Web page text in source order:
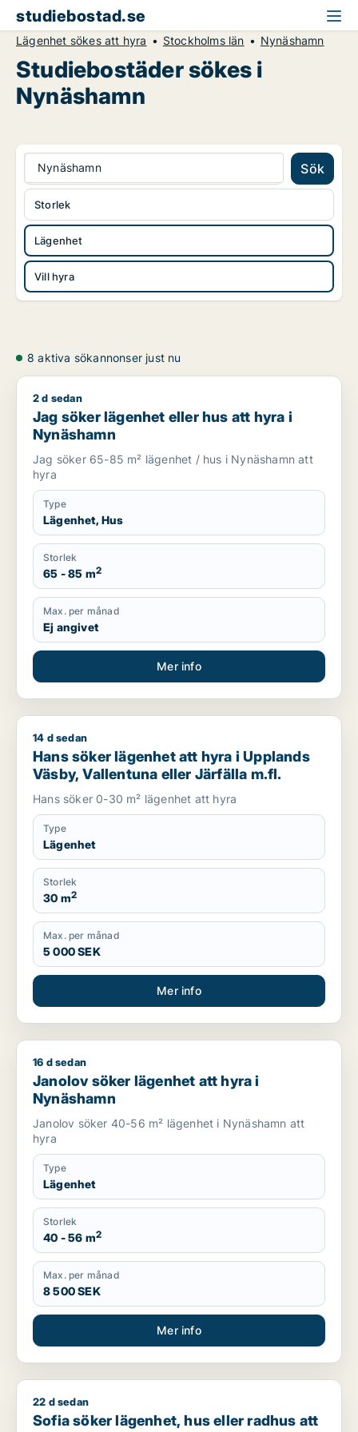
studiebostad.se
Lägenhet sökes att hyra Stockholms län Nynäshamn
Studiebostäder sökes i
Nynäshamn
Nynäshamn Sök
Lägenhet
Vill hyra
Storlek
8 aktiva sökannonser just nu
Jag söker lägenhet eller hus att hyra i Nynäshamn
2 d sedan
Jag söker lägenhet eller hus att hyra i
Nynäshamn
Jag söker 65-85 m² lägenhet / hus i Nynäshamn att
hyra
Type
Lägenhet, Hus
Storlek
65 - 85 m2
Max. per månad
Ej angivet
Mer info
Hans söker lägenhet att hyra i Upplands Väsby, Vallentuna
14 d sedan
Hans söker lägenhet att hyra i Upplands
Väsby, Vallentuna eller Järfälla m.fl.
Hans söker 0-30 m² lägenhet att hyra
Type
Lägenhet
Storlek
30 m2
Max. per månad
5 000 SEK
Mer info
Janolov söker lägenhet att hyra i Nynäshamn
16 d sedan
Janolov söker lägenhet att hyra i
Nynäshamn
Janolov söker 40-56 m² lägenhet i Nynäshamn att
hyra
Type
Lägenhet
Storlek
40 - 56 m2
Max. per månad
8 500 SEK
Mer info
Sofia söker lägenhet, hus eller radhus att hyra i Värmdö,
22 d sedan
Sofia söker lägenhet, hus eller radhus att